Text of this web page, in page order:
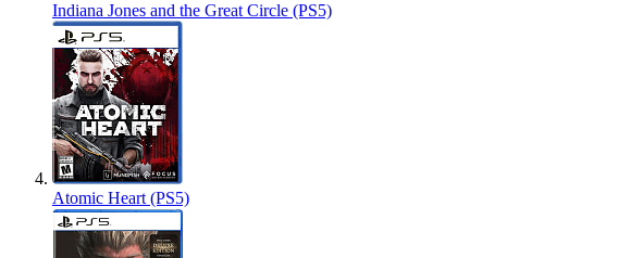
Indiana Jones and the Great Circle (PS5)
Atomic Heart (PS5)